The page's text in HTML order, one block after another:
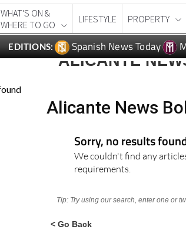
WHAT'S ON &
WHERE TO GO
LIFESTYLE PROPERTY
EDITIONS: Spanish News Today
ALICANTE
Alicante News
Sorry, no results
We couldn't find any
requirements.
Tip: Try using our search, enter one or
< Go Back